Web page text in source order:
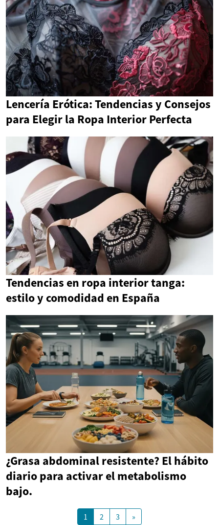
Lencería Erótica: Tendencias y Consejos
para Elegir la Ropa Interior Perfecta
Tendencias en ropa interior tanga:
estilo y comodidad en España
¿Grasa abdominal resistente? El hábito
diario para activar el metabolismo
bajo.
1 2 3 »